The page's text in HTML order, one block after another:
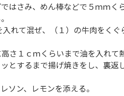
はさみ、めん棒などで５ｍｍく
入れて混ぜ、（１）の牛肉をく
さ１ｃｍくらいまで油を入れ
とするまで揚げ焼きをし、裏返
ソン、レモンを添える。